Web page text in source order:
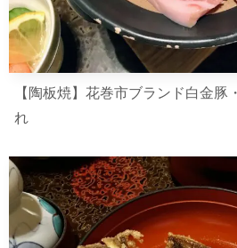
【陶板焼】花巻市ブランド白金
れ